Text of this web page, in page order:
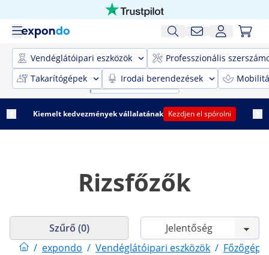
Vendéglátóipari eszközök
Professzionális
Takarítógépek
Irodai berendezések
Kiemelt kedvezmények vállalatának Kezdjen el spórolni
Rizsfőzők
/ expondo / Vendéglátóipari eszközök /
Szűrő (0)